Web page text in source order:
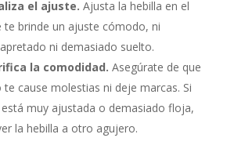
el ajuste. Ajusta la hebilla en el
te brinde un ajuste cómodo, ni
ni demasiado suelto.
la comodidad. Asegúrate de que
cause molestias ni deje marcas. Si
muy ajustada o demasiado floja,
la hebilla a otro agujero.